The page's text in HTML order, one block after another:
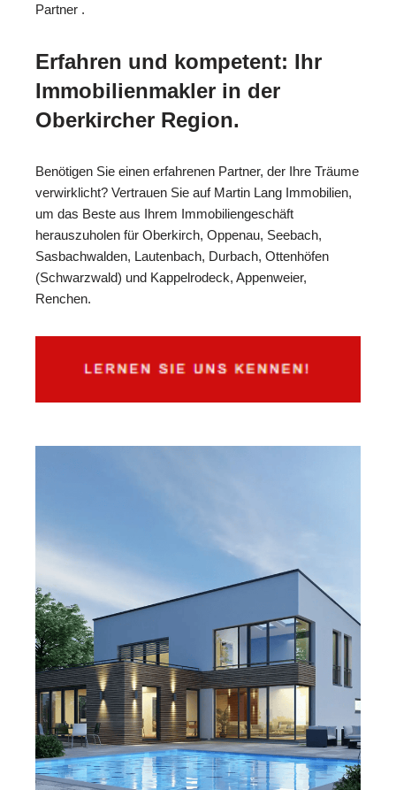
Partner .
Erfahren und kompetent: Ihr
Immobilienmakler in der
Oberkircher Region.
Benötigen Sie einen erfahrenen Partner, der Ihre Träume
verwirklicht? Vertrauen Sie auf Martin Lang Immobilien,
um das Beste aus Ihrem Immobiliengeschäft
herauszuholen für Oberkirch, Oppenau, Seebach,
Sasbachwalden, Lautenbach, Durbach, Ottenhöfen
(Schwarzwald) und Kappelrodeck, Appenweier,
Renchen.